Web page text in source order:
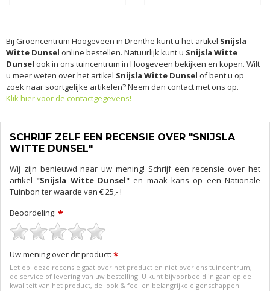
Bij Groencentrum Hoogeveen in Drenthe kunt u het artikel Snijsla
Witte Dunsel online bestellen. Natuurlijk kunt u Snijsla Witte
Dunsel ook in ons tuincentrum in Hoogeveen bekijken en kopen. Wilt
u meer weten over het artikel Snijsla Witte Dunsel of bent u op
zoek naar soortgelijke artikelen? Neem dan contact met ons op.
Klik hier voor de contactgegevens!
SCHRIJF ZELF EEN RECENSIE OVER "SNIJSLA
WITTE DUNSEL"
Wij zijn benieuwd naar uw mening! Schrijf een recensie over het
artikel"Snijsla Witte Dunsel" en maak kans op een Nationale
Tuinbon ter waarde van € 25,- !
Beoordeling: *
Uw mening over dit product: *
Let op: deze recensie gaat over het product en niet over ons tuincentrum,
de service of levering van uw bestelling. U kunt bijvoorbeeld in gaan op de
kwaliteit van het product, de look & feel en belangrijke eigenschappen.